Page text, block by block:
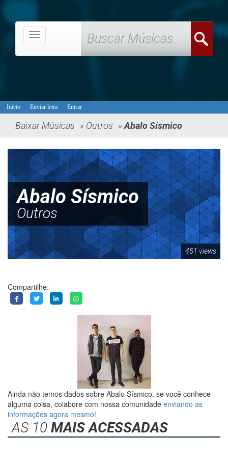
Menu
Início Enviar letra Entrar
Baixar Músicas » Outros »Abalo Sísmico
Abalo Sísmico
Outros
451 views
Compartilhe:
Ainda não temos dados sobre Abalo Sísmico, se você conhece
alguma coisa, colabore com nossa comunidade enviando as
informações agora mesmo!
AS 10 MAIS ACESSADAS